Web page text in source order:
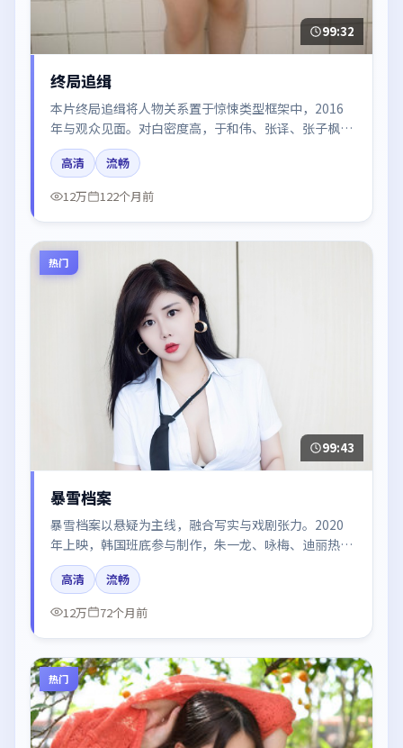
99:32
终局追缉
本片终局追缉将人物关系置于惊悚类型框架中，2016
年与观众见面。对白密度高，于和伟、张译、张子枫的
台词节奏值得关注；整体气质偏法国都市与冷色调摄
影。
高清
流畅
12万
122个月前
热门
99:43
暴雪档案
暴雪档案以悬疑为主线，融合写实与戏剧张力。2020
年上映，韩国班底参与制作，朱一龙、咏梅、迪丽热巴
在片中呈现细腻表演，影像风格统一，配乐与剪辑强化
了情绪曲线。
高清
流畅
12万
72个月前
热门